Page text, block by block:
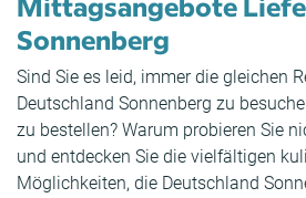
Sonnenberg
Sind Sie es leid, immer die gleichen
Deutschland Sonnenberg zu
zu bestellen? Warum probieren Sie
und entdecken Sie die vielfältigen
Möglichkeiten, die Deutschland